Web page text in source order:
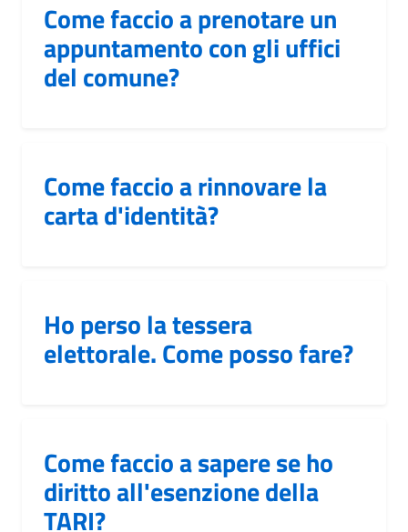
Come faccio a prenotare un
appuntamento con gli uffici
del comune?
Come faccio a rinnovare la
carta d'identità?
Ho perso la tessera
elettorale. Come posso fare?
Come faccio a sapere se ho
diritto all'esenzione della
TARI?